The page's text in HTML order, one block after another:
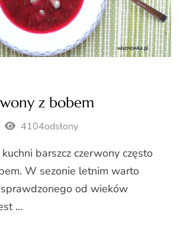
z bobem
4104odsłony
barszcz czerwony często
W sezonie letnim warto
od wieków
…